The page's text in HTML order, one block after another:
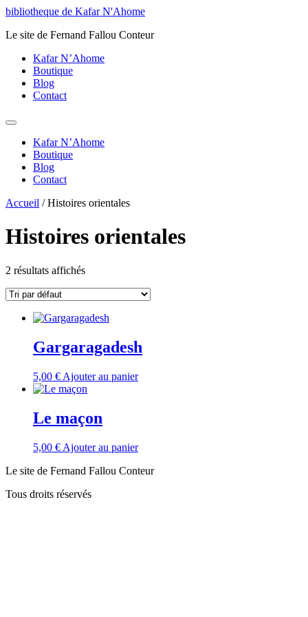
Aller
contenu
bibliotheque de Kafar N'Ahome
Le site de Fernand Fallou Conteur
Kafar N’Ahome
Boutique
Blog
Contact
Kafar N’Ahome
Boutique
Blog
Contact
Accueil / Histoires orientales
Histoires orientales
2 résultats affichés
Gargaragadesh
5,00 € Ajouter au panier
Le maçon
5,00 € Ajouter au panier
Le site de Fernand Fallou Conteur
Tous droits réservés